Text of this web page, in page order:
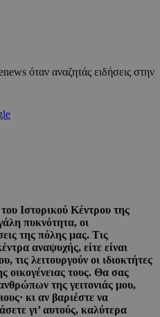
όταν αναζητάς ειδήσεις στην
Ιστορικού Κέντρου της
πυκνότητα, οι
της πόλης μας. Τις
αναψυχής, είτε είναι
τις λειτουργούν οι ιδιοκτήτες
οικογένειας τους. Θα σας
της γειτονιάς μου,
κι αν βαριέστε να
γι’ αυτούς, καλύτερα